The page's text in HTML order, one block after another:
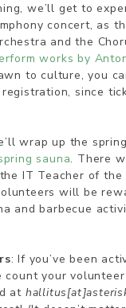
we’ll get to
concert, as
and the
works by
to culture, you
since
wrap up the
sauna. There
IT Teacher of the
will be
and barbecue
: If you’ve been
count your
at